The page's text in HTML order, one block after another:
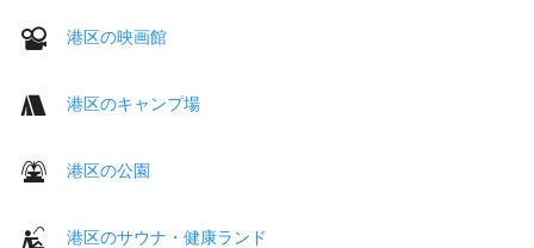
港区の映画館
港区のキャンプ場
港区の公園
港区のサウナ・健康ランド